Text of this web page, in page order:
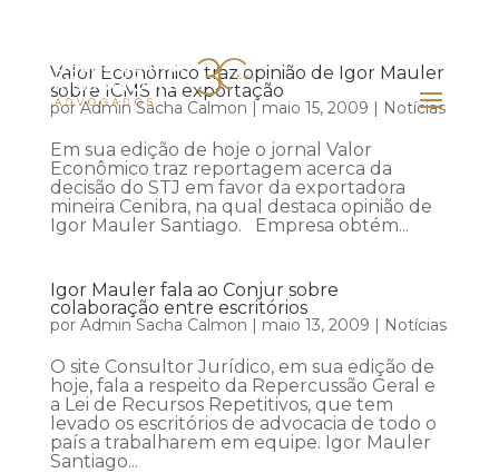
Valor Econômico traz opinião de Igor Mauler
sobre ICMS na exportação
porAdmin Sacha Calmon | maio 15, 2009 | Notícias
Em sua edição de hoje o jornal Valor
Econômico traz reportagem acerca da
decisão do STJ em favor da exportadora
mineira Cenibra, na qual destaca opinião de
Igor Mauler Santiago. Empresa obtém...
Igor Mauler fala ao Conjur sobre
colaboração entre escritórios
por Admin Sacha Calmon | maio 13, 2009 | Notícias
O site Consultor Jurídico, em sua edição de
hoje, fala a respeito da Repercussão Geral e
a Lei de Recursos Repetitivos, que tem
levado os escritórios de advocacia de todo o
país a trabalharem em equipe. Igor Mauler
Santiago...